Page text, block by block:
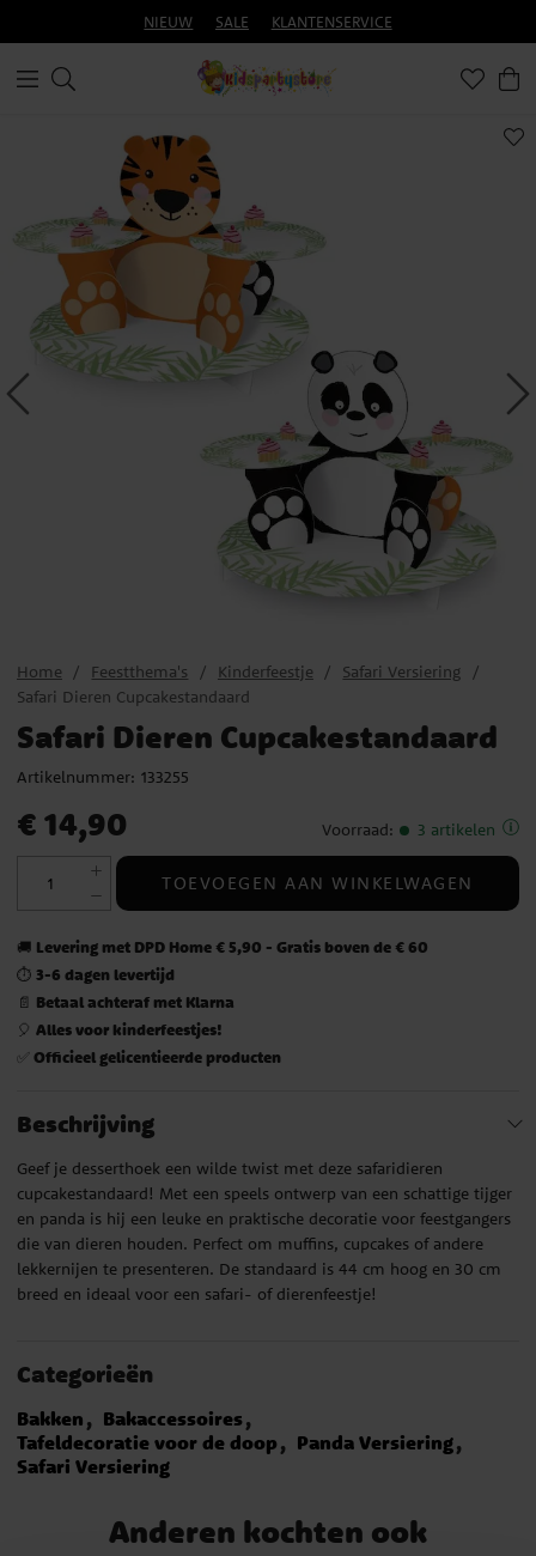
NIEUW SALE KLANTENSERVICE
Home Feestthema's Kinderfeestje
Safari Versiering
Safari Dieren Cupcakestandaard
Safari Dieren Cupcakestandaard
Artikelnummer: 133255
Prijs: € 14,90
€ 14,90 Voorraad: 3 artikelen
TOEVOEGEN AAN WINKELWAGEN
🚚 Levering met DPD Home € 5,90 - Gratis boven de € 60
⏱️ 3-6 dagen levertijd
📄 Betaal achteraf met Klarna
🎈 Alles voor kinderfeestjes!
✅ Officieel gelicentieerde producten
Beschrijving
Geef je desserthoek een wilde twist met deze safaridieren
cupcakestandaard! Met een speels ontwerp van een schattige tijger
en panda is hij een leuke en praktische decoratie voor feestgangers
die van dieren houden. Perfect om muffins, cupcakes of andere
lekkernijen te presenteren. De standaard is 44 cm hoog en 30 cm
breed en ideaal voor een safari- of dierenfeestje!
Categorieën
Bakken
Bakaccessoires
Tafeldecoratie voor de doop
Panda Versiering
Safari Versiering
Anderen kochten ook